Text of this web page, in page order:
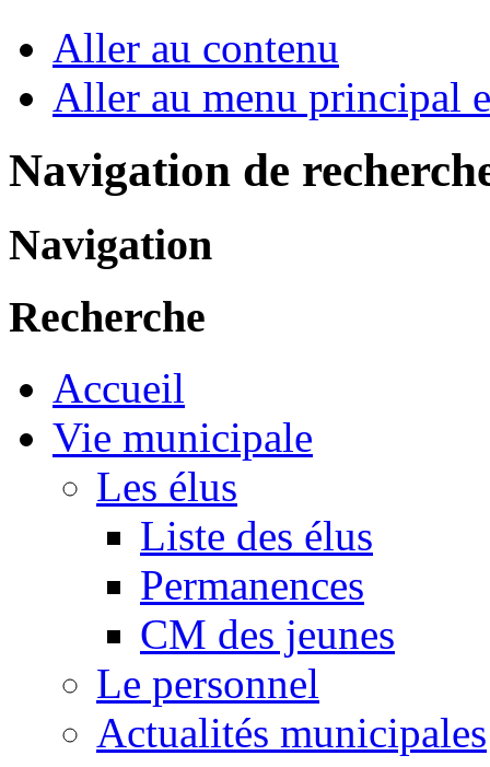
Aller au contenu
Aller au menu principal
Navigation de
Navigation
Recherche
Accueil
Vie municipale
Les élus
Liste des élus
Permanences
CM des jeunes
Le personnel
Actualités municipales